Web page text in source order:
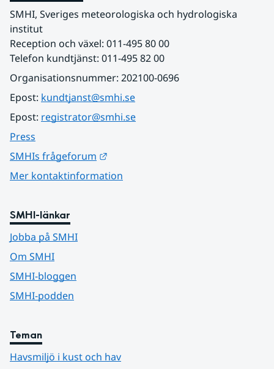
SMHI, Sveriges meteorologiska och hydrologiska
institut
Reception och växel: 011-495 80 00
Telefon kundtjänst: 011-495 82 00
Organisationsnummer: 202100-0696
Epost: kundtjanst@smhi.se
Epost: registrator@smhi.se
Press
SMHIs frågeforum
Mer kontaktinformation
SMHI-länkar
Jobba på SMHI
Om SMHI
SMHI-bloggen
SMHI-podden
Teman
Havsmiljö i kust och hav